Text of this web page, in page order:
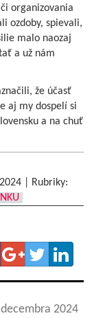
organizovania
ozdoby, spievali,
malo naozaj
a už nám
že účasť
aj my dospelí si
a na chuť
Rubriky:
2024